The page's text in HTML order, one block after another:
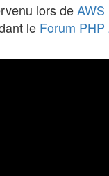
lors deAWS
le Forum PHP